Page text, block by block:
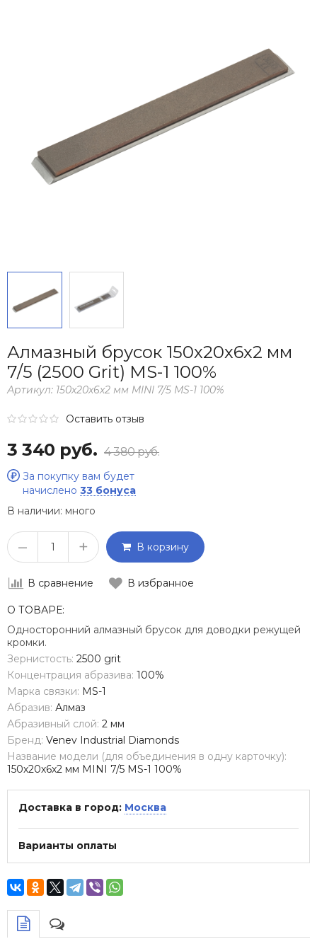
Алмазный брусок 150х20х6х2 мм
7/5 (2500 Grit) МS-1 100%
Артикул: 150х20х6х2 мм MINI 7/5 МS-1 100%
Оставить отзыв
3 340 руб. 4 380 руб.
За покупку вам будет
начислено 33 бонуса
В наличии: много
– + В корзину
В сравнение В избранное
О ТОВАРЕ:
Односторонний алмазный брусок для доводки режущей
кромки.
Зернистость: 2500 grit
Концентрация абразива: 100%
Марка связки: MS-1
Абразив: Алмаз
Абразивный слой: 2 мм
Бренд: Venev Industrial Diamonds
Название модели (для объединения в одну карточку):
150х20х6х2 мм MINI 7/5 МS-1 100%
Доставка в город: Москва
Варианты оплаты